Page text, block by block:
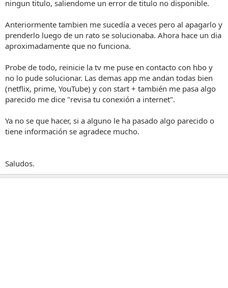
ningun titulo, saliendome un error de titulo no disponible.
Anteriormente tambien me sucedía a veces pero al apagarlo y
prenderlo luego de un rato se solucionaba. Ahora hace un dia
aproximadamente que no funciona.
Probe de todo, reinicie la tv me puse en contacto con hbo y
no lo pude solucionar. Las demas app me andan todas bien
(netflix, prime, YouTube) y con start + también me pasa algo
parecido me dice "revisa tu conexión a internet".
Ya no se que hacer, si a alguno le ha pasado algo parecido o
tiene información se agradece mucho.
Saludos.